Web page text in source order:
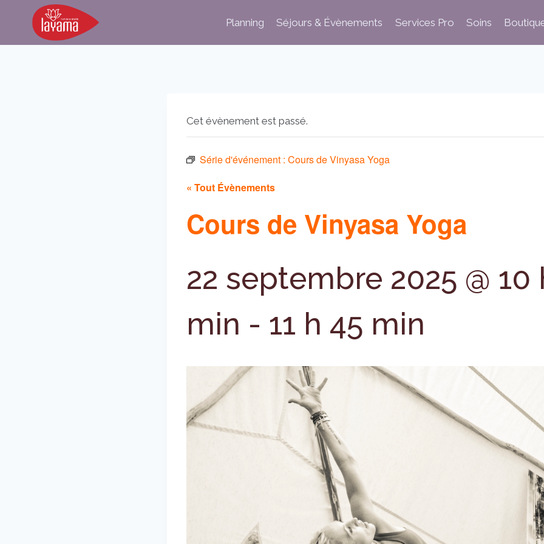
Planning Séjours & Évènements Services Pro Soins
Cet évènement est passé.
Série d'événement : Cours de Vinyasa Yoga
« Tout Évènements
Cours de Vinyasa Yoga
22 septembre 2025 @ 10
min - 11 h 45 min